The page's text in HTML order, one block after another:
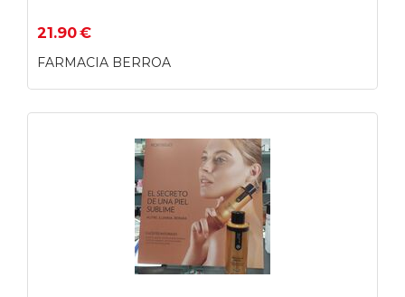
21.90€
FARMACIA BERROA